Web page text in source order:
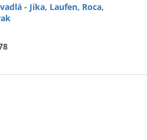
- Jika, Laufen, Roca,